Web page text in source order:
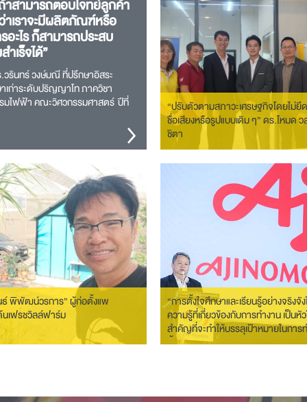
าสามารถตอบโจทย์ลูกค้า
าเราจะมีผลิตภัณฑ์หรือ
อะไร ก็สามารถประสบ
เร็จได้”
รินทร์ วงษ์มณี ที่ปรึกษาอิสระ
เก่าระดับปริญญาโท ภาควิชา
มไฟฟ้า คณะวิศวกรรมศาสตร์ ปีที่
ร่วมด้านพลังงานและสิ่งแวดล้อม ปี
“ปรับตัวตามสภาวะเศรษฐกิจโดยไม่
ชื่อเสียงหรือรูปแบบเดิม ๆ” ดร.โหมด
ชิตา
พิพัฒน์วรการ” ผู้ก่อตั้งแพ
นเฟรชวิลล์ฟาร์ม
“การตั้งใจศึกษาและเรียนรู้อย่างจริงจั
ความรู้ที่เกี่ยวข้องกับการทำงาน เป็นหั
สำคัญที่จะทำให้บรรลุเป้าหมายในการ
นั้น ๆ “